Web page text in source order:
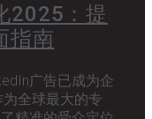
2025：提
指南
广告已成为企
全球最大的专